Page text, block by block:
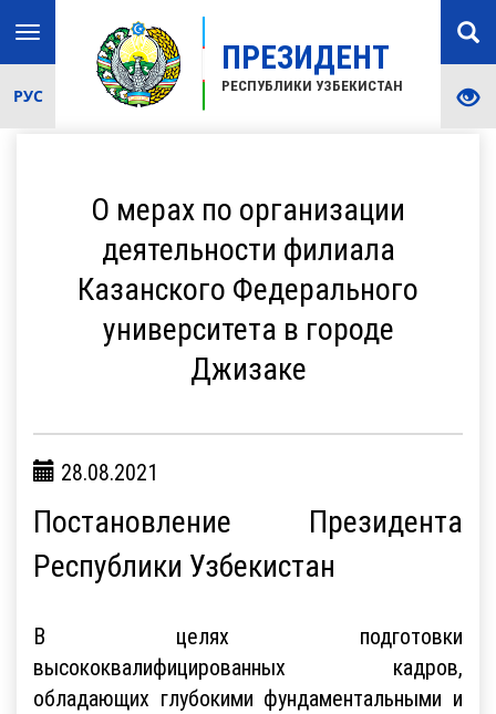
ПРЕЗИДЕНТ
РЕСПУБЛИКИ УЗБЕКИСТАН
Toggle
navigation
РУС
О мерах по организации
деятельности филиала
Казанского Федерального
университета в городе
Джизаке
28.08.2021
Постановление Президента
Республики Узбекистан
В целях подготовки
высококвалифицированных кадров,
обладающих глубокими фундаментальными и